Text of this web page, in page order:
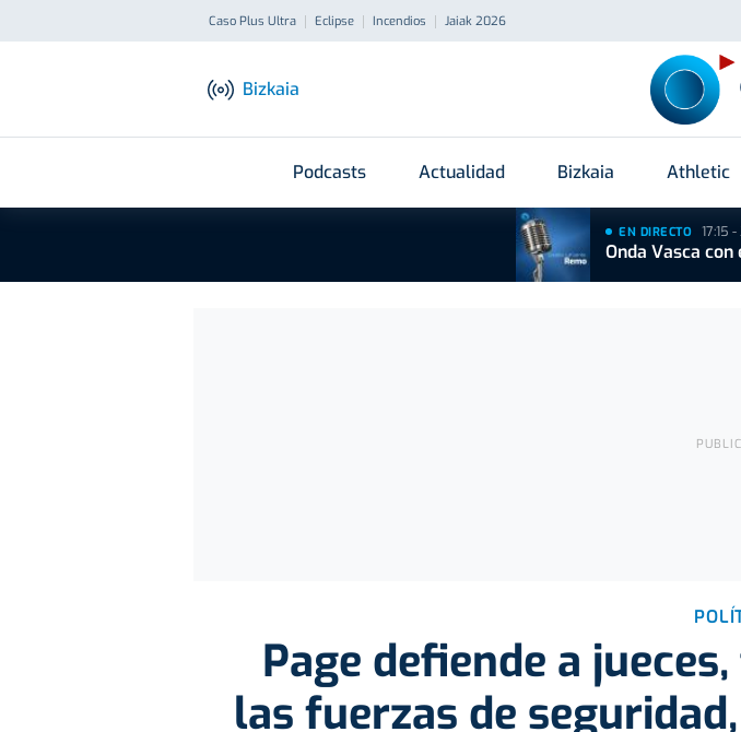
Caso Plus Ultra Eclipse Incendios Jaiak 2026
Bizkaia
Podcasts Actualidad Bizkaia Athletic
EN DIRECTO 17:15
Onda Vasca con
Page defiende a
las fuerzas de